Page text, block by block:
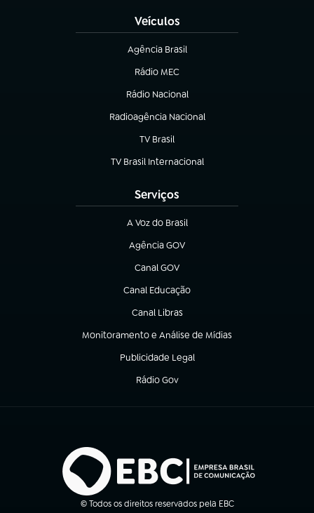
Veículos
Agência Brasil
(abre em nova aba)
Rádio MEC
(abre em nova aba)
Rádio Nacional
Radioagência Nacional
(abre em nova aba)
TV Brasil
(abre em nova aba)
TV Brasil Internacional
(abre em nova aba)
Serviços
A Voz do Brasil
(abre em nova aba)
Agência GOV
(abre em nova aba)
Canal GOV
(abre em nova aba)
Canal Educação
(abre em nova aba)
Canal Libras
(abre em nova aba)
Monitoramento e Análise de Mídias
(abre em nova aba)
Publicidade Legal
(abre em nova aba)
Rádio Gov
(abre em nova aba)
© Todos os direitos reservados pela EBC